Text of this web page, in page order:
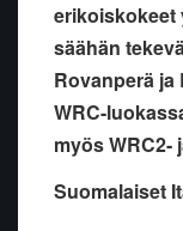
erikoiskokeet
säähän
Rovanperä ja
WRC-
myös WRC2-
Suomalaiset